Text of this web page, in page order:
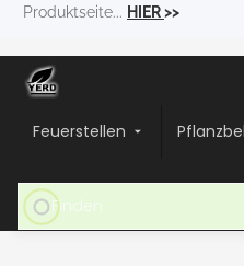
Produktseite... HIER>>
Feuerstellen